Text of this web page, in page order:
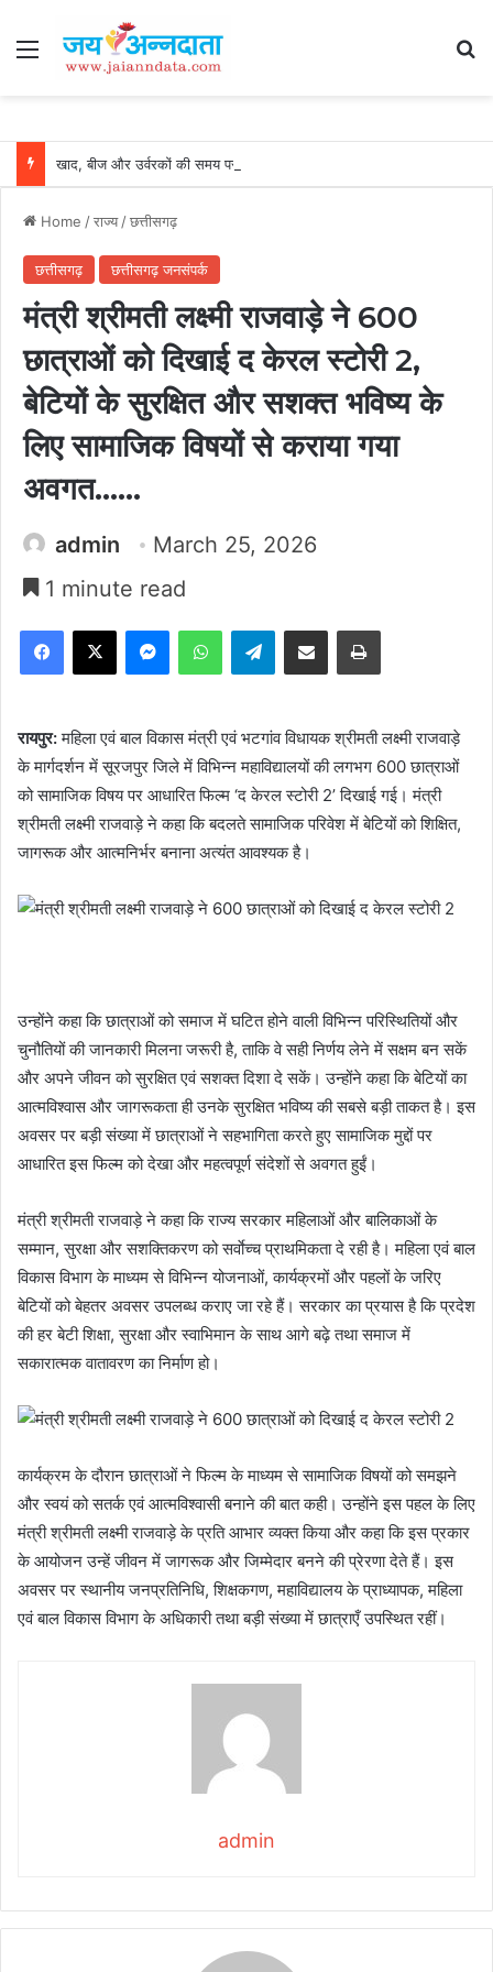
Menu
Home /राज्य/छत्तीसगढ़
छत्तीसगढ़ छत्तीसगढ़ जनसंपर्क
मंत्री श्रीमती लक्ष्मी राजवाड़े ने 600
छात्राओं को दिखाई द केरल स्टोरी 2,
बेटियों के सुरक्षित और सशक्त भविष्य के
लिए सामाजिक विषयों से कराया गया
अवगत……
admin
March 25, 2026
1 minute read
Facebook
X MessengerWhatsAppTelegramShare via Email Print
रायपुर:महिला एवं बाल विकास मंत्री एवं भटगांव विधायक श्रीमती लक्ष्मी राजवाड़े
के मार्गदर्शन में सूरजपुर जिले में विभिन्न महाविद्यालयों की लगभग 600 छात्राओं
को सामाजिक विषय पर आधारित फिल्म ‘द केरल स्टोरी 2’ दिखाई गई। मंत्री
श्रीमती लक्ष्मी राजवाड़े ने कहा कि बदलते सामाजिक परिवेश में बेटियों को शिक्षित,
जागरूक और आत्मनिर्भर बनाना अत्यंत आवश्यक है।
उन्होंने कहा कि छात्राओं को समाज में घटित होने वाली विभिन्न परिस्थितियों और
चुनौतियों की जानकारी मिलना जरूरी है, ताकि वे सही निर्णय लेने में सक्षम बन सकें
और अपने जीवन को सुरक्षित एवं सशक्त दिशा दे सकें। उन्होंने कहा कि बेटियों का
आत्मविश्वास और जागरूकता ही उनके सुरक्षित भविष्य की सबसे बड़ी ताकत है। इस
अवसर पर बड़ी संख्या में छात्राओं ने सहभागिता करते हुए सामाजिक मुद्दों पर
आधारित इस फिल्म को देखा और महत्वपूर्ण संदेशों से अवगत हुईं।
मंत्री श्रीमती राजवाड़े ने कहा कि राज्य सरकार महिलाओं और बालिकाओं के
सम्मान, सुरक्षा और सशक्तिकरण को सर्वाेच्च प्राथमिकता दे रही है। महिला एवं बाल
विकास विभाग के माध्यम से विभिन्न योजनाओं, कार्यक्रमों और पहलों के जरिए
बेटियों को बेहतर अवसर उपलब्ध कराए जा रहे हैं। सरकार का प्रयास है कि प्रदेश
की हर बेटी शिक्षा, सुरक्षा और स्वाभिमान के साथ आगे बढ़े तथा समाज में
सकारात्मक वातावरण का निर्माण हो।
कार्यक्रम के दौरान छात्राओं ने फिल्म के माध्यम से सामाजिक विषयों को समझने
और स्वयं को सतर्क एवं आत्मविश्वासी बनाने की बात कही। उन्होंने इस पहल के लिए
मंत्री श्रीमती लक्ष्मी राजवाड़े के प्रति आभार व्यक्त किया और कहा कि इस प्रकार
के आयोजन उन्हें जीवन में जागरूक और जिम्मेदार बनने की प्रेरणा देते हैं। इस
अवसर पर स्थानीय जनप्रतिनिधि, शिक्षकगण, महाविद्यालय के प्राध्यापक, महिला
एवं बाल विकास विभाग के अधिकारी तथा बड़ी संख्या में छात्राएँ उपस्थित रहीं।
admin